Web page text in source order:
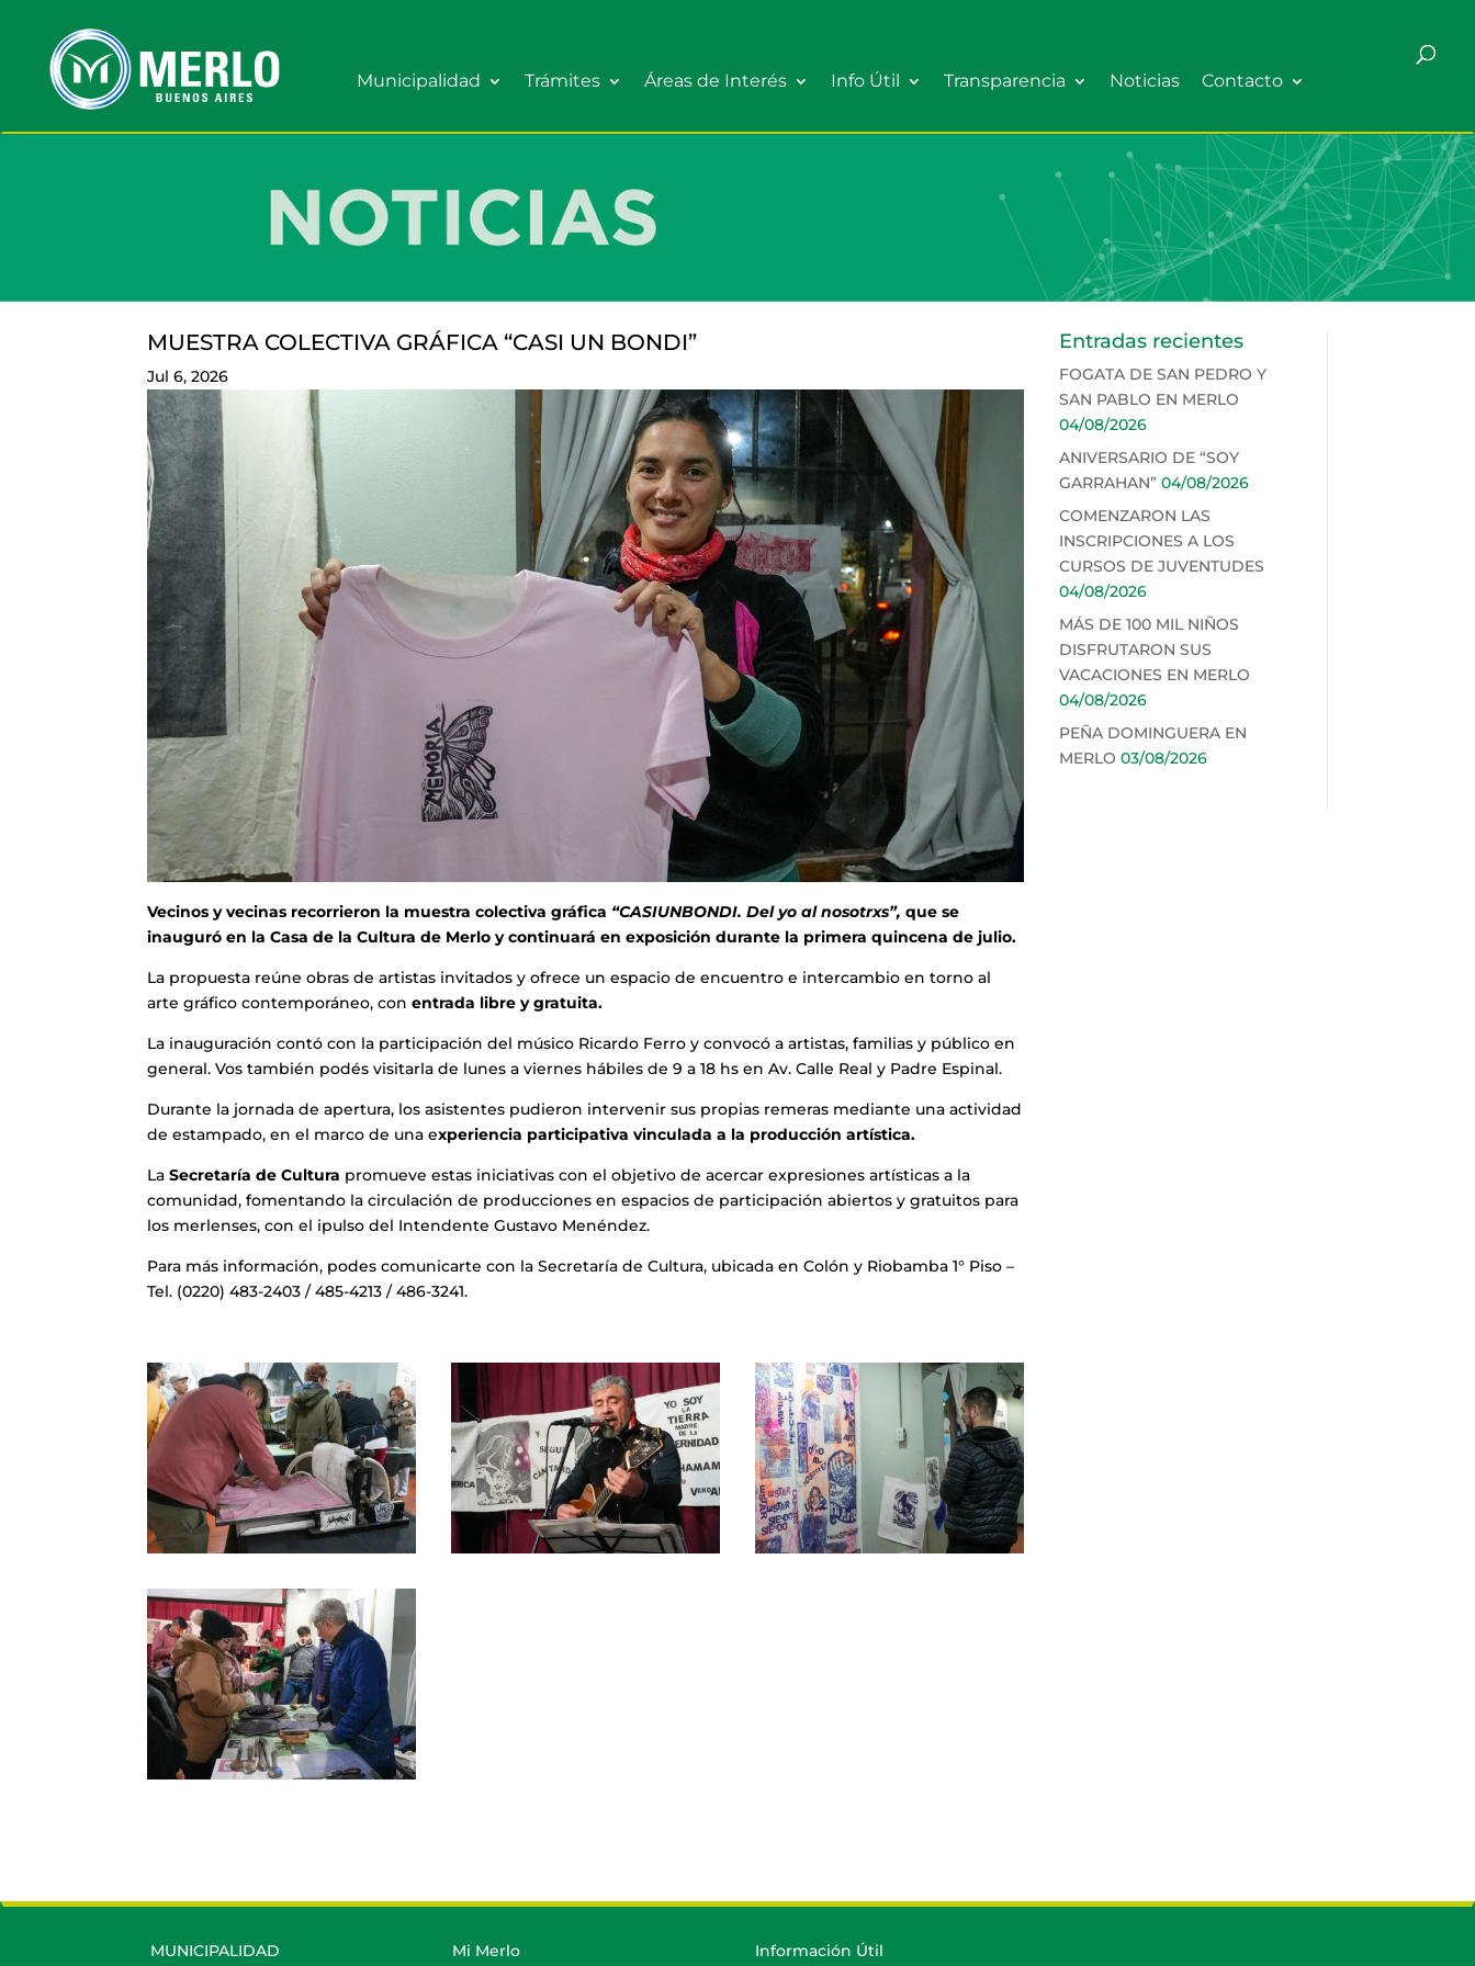
Municipalidad Trámites Áreas de Interés Info Útil Transparencia Noticias Contacto
MUESTRA COLECTIVA GRÁFICA “CASI UN BONDI”
Jul 6, 2026
Vecinos y vecinas recorrieron la muestra colectiva gráfica “CASIUNBONDI. Del yo al nosotrxs”, que se
inauguró en la Casa de la Cultura de Merlo y continuará en exposición durante la primera quincena de julio.
La propuesta reúne obras de artistas invitados y ofrece un espacio de encuentro e intercambio en torno al
arte gráfico contemporáneo, con entrada libre y gratuita.
La inauguración contó con la participación del músico Ricardo Ferro y convocó a artistas, familias y público en
general. Vos también podés visitarla de lunes a viernes hábiles de 9 a 18 hs en Av. Calle Real y Padre Espinal.
Durante la jornada de apertura, los asistentes pudieron intervenir sus propias remeras mediante una actividad
de estampado, en el marco de una experiencia participativa vinculada a la producción artística.
LaSecretaría de Cultura promueve estas iniciativas con el objetivo de acercar expresiones artísticas a la
comunidad, fomentando la circulación de producciones en espacios de participación abiertos y gratuitos para
los merlenses, con el ipulso del Intendente Gustavo Menéndez.
Para más información, podes comunicarte con la Secretaría de Cultura, ubicada en Colón y Riobamba 1° Piso –
Tel. (0220) 483-2403 / 485-4213 / 486-3241.
Entradas recientes
FOGATA DE SAN PEDRO Y
SAN PABLO EN MERLO
04/08/2026
ANIVERSARIO DE “SOY
GARRAHAN” 04/08/2026
COMENZARON LAS
INSCRIPCIONES A LOS
CURSOS DE JUVENTUDES
04/08/2026
MÁS DE 100 MIL NIÑOS
DISFRUTARON SUS
VACACIONES EN MERLO
04/08/2026
PEÑA DOMINGUERA EN
MERLO 03/08/2026
MUNICIPALIDAD Mi Merlo Información Útil